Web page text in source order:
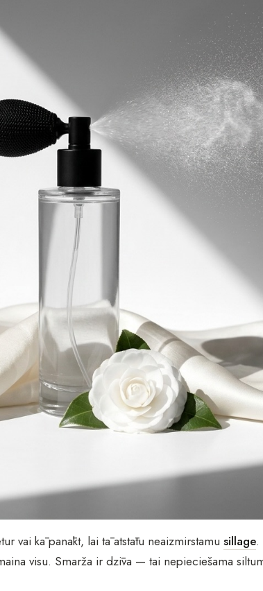
vai kā panākt, lai tā atstātu neaizmirstamu sillage.
visu. Smarža ir dzīva — tai nepieciešama